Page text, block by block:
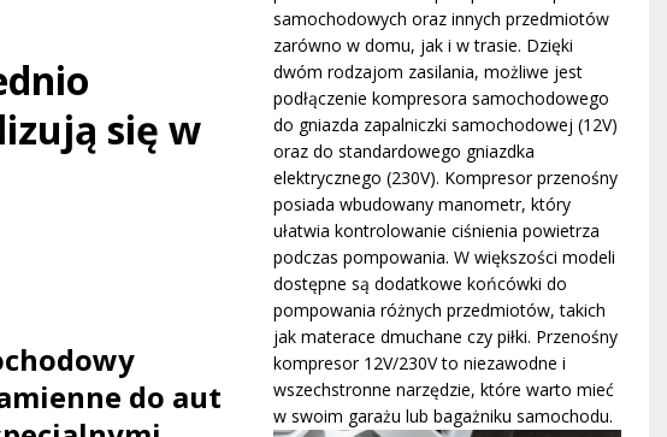
IndyCar w Nashville i ucieka w mistrzostwach
WIADOMOŚCI
– osiągi, wersje silnikowe i pierwsze wrażenia z jazdy testowej
się w
do aut
samochodowych oraz innych przedmiotów
zarówno w domu, jak i w trasie. Dzięki
dwóm rodzajom zasilania, możliwe jest
podłączenie kompresora samochodowego
do gniazda zapalniczki samochodowej (12V)
oraz do standardowego gniazdka
elektrycznego (230V). Kompresor przenośny
posiada wbudowany manometr, który
ułatwia kontrolowanie ciśnienia powietrza
podczas pompowania. W większości modeli
dostępne są dodatkowe końcówki do
pompowania różnych przedmiotów, takich
jak materace dmuchane czy piłki. Przenośny
kompresor 12V/230V to niezawodne i
wszechstronne narzędzie, które warto mieć
w swoim garażu lub bagażniku samochodu.